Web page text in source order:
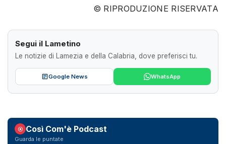
© RIPRODUZIONE RISERVATA
Segui il Lametino
Le notizie di Lamezia e della Calabria, dove preferisci tu.
Google News WhatsApp
Così Com'è Podcast
Guarda le puntate